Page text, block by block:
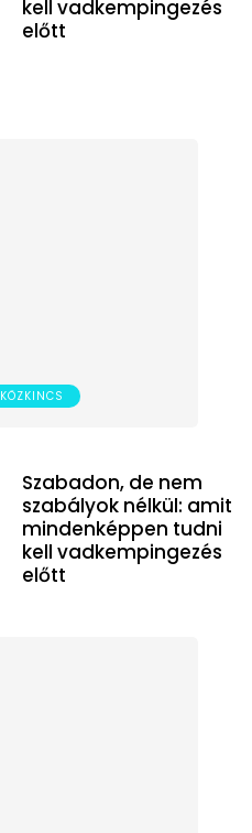
kell vadkempingezés
előtt
KÖZKINCS
Szabadon, de nem
szabályok nélkül: amit
mindenképpen tudni
kell vadkempingezés
előtt